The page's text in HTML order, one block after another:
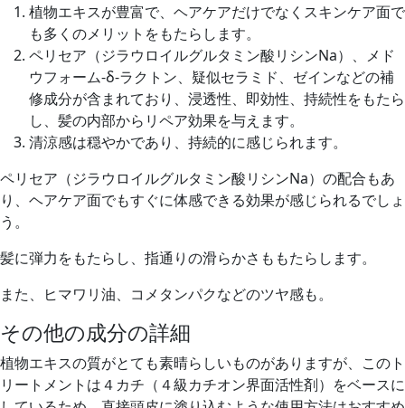
植物エキスが豊富で、ヘアケアだけでなくスキンケア面で
も多くのメリットをもたらします。
ペリセア（ジラウロイルグルタミン酸リシンNa）、メド
ウフォーム-δ-ラクトン、疑似セラミド、ゼインなどの補
修成分が含まれており、浸透性、即効性、持続性をもたら
し、髪の内部からリペア効果を与えます。
清涼感は穏やかであり、持続的に感じられます。
ペリセア（ジラウロイルグルタミン酸リシンNa）の配合もあ
り、ヘアケア面でもすぐに体感できる効果が感じられるでしょ
う。
髪に弾力をもたらし、指通りの滑らかさももたらします。
また、ヒマワリ油、コメタンパクなどのツヤ感も。
その他の成分の詳細
植物エキスの質がとても素晴らしいものがありますが、このト
リートメントは４カチ（４級カチオン界面活性剤）をベースに